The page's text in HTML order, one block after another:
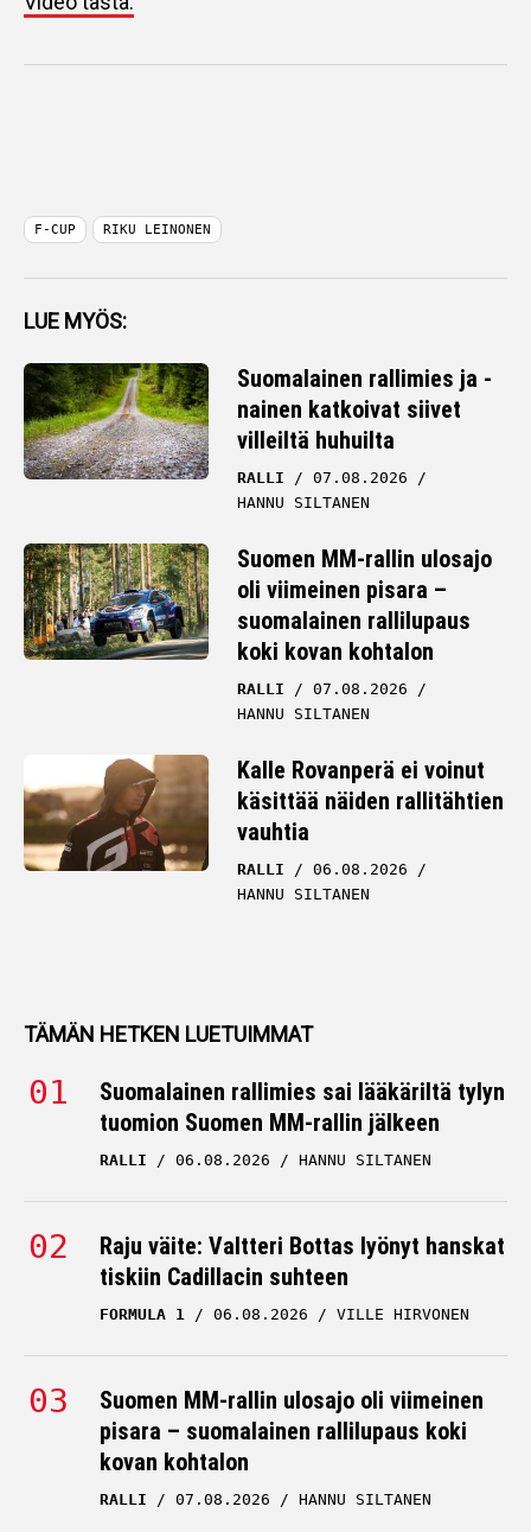
F-CUP RIKU LEINONEN
LUE MYÖS:
Suomalainen rallimies ja -
nainen katkoivat siivet
villeiltä huhuilta
RALLI
07.08.2026
HANNU SILTANEN
Suomen MM-rallin ulosajo
oli viimeinen pisara –
suomalainen rallilupaus
koki kovan kohtalon
RALLI
07.08.2026
HANNU SILTANEN
Kalle Rovanperä ei voinut
käsittää näiden rallitähtien
vauhtia
RALLI
06.08.2026
HANNU SILTANEN
tuomion Suomen MM-rallin jälkeen
RALLI 06.08.2026 HANNU SILTANEN
Raju väite: Valtteri Bottas lyönyt hanskat
tiskiin Cadillacin suhteen
FORMULA 1 06.08.2026 VILLE HIRVONEN
Suomen MM-rallin ulosajo oli viimeinen
pisara – suomalainen rallilupaus koki
kovan kohtalon
RALLI 07.08.2026